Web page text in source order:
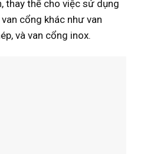
thay thế cho việc sử dụng
cổng khác như van
và van cổng inox.